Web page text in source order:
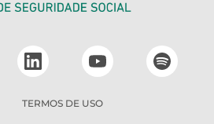
TERMOS DE USO